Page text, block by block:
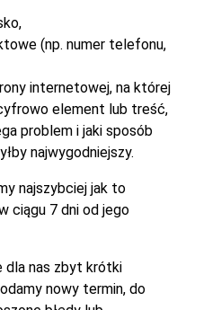
(np. numer telefonu,
internetowej, na której
element lub treść,
problem i jaki sposób
najwygodniejszy.
najszybciej jak to
ciągu 7 dni od jego
dla nas zbyt krótki
nowy termin, do